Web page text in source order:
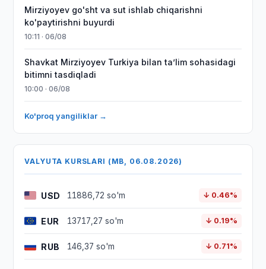
Mirziyoyev go'sht va sut ishlab chiqarishni
ko'paytirishni buyurdi
10:11 · 06/08
Shavkat Mirziyoyev Turkiya bilan taʼlim sohasidagi
bitimni tasdiqladi
10:00 · 06/08
Ko'proq yangiliklar →
VALYUTA KURSLARI (MB, 06.08.2026)
USD 11886,72 so'm ↓ 0.46%
EUR 13717,27 so'm ↓ 0.19%
RUB 146,37 so'm ↓ 0.71%